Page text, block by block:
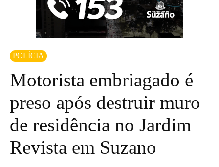
POLÍCIA
Motorista embriagado é
preso após destruir muro
de residência no Jardim
Revista em Suzano